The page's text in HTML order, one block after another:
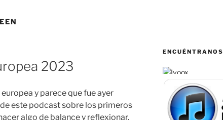
2023
y parece que fue ayer
este podcast sobre los primeros
algo de balance y reflexionar,
ENCUÉNTRANOS